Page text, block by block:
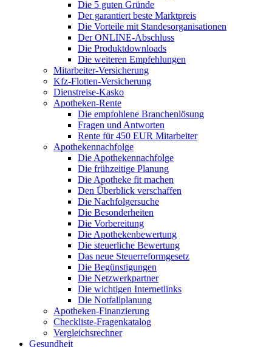
Die 5 guten Gründe
Der garantiert beste Marktpreis
Die Vorteile mit Standesorganisationen
Der ONLINE-Abschluss
Die Produktdownloads
Die weiteren Empfehlungen
Mitarbeiter-Versicherung
Kfz-Flotten-Versicherung
Dienstreise-Kasko
Apotheken-Rente
Die empfohlene Branchenlösung
Fragen und Antworten
Rente für 450 EUR Mitarbeiter
Apothekennachfolge
Die Apothekennachfolge
Die frühzeitige Planung
Die Apotheke fit machen
Den Überblick verschaffen
Die Nachfolgersuche
Die Besonderheiten
Die Vorbereitung
Die Apothekenbewertung
Die steuerliche Bewertung
Das neue Steuerreformgesetz
Die Begünstigungen
Die Netzwerkpartner
Die wichtigen Internetlinks
Die Notfallplanung
Apotheken-Finanzierung
Checkliste-Fragenkatalog
Vergleichsrechner
Gesundheit